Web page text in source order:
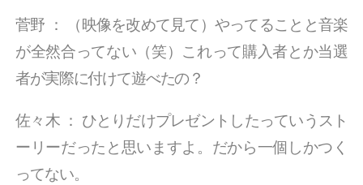
菅野 ：
（映像を改めて見て）やってることと音楽
が全然合ってない（笑）これって購入者とか当選
者が実際に付けて遊べたの？
佐々木： ひとりだけプレゼントしたっていうスト
ーリーだったと思いますよ。だから一個しかつく
ってない。